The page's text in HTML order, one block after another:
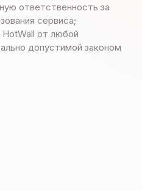
ответственность за
сервиса;
от любой
допустимой законом